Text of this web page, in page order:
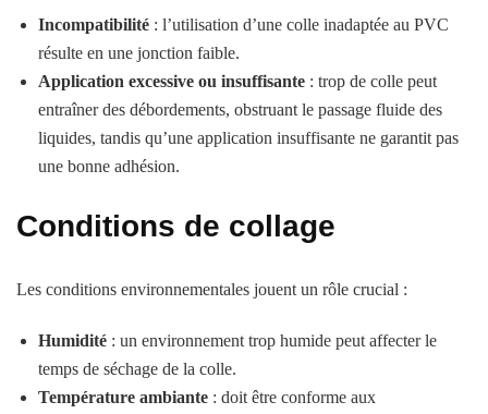
Incompatibilité : l’utilisation d’une colle inadaptée au PVC
résulte en une jonction faible.
Application excessive ou insuffisante : trop de colle peut
entraîner des débordements, obstruant le passage fluide des
liquides, tandis qu’une application insuffisante ne garantit pas
une bonne adhésion.
Conditions de collage
Les conditions environnementales jouent un rôle crucial :
Humidité : un environnement trop humide peut affecter le
temps de séchage de la colle.
Température ambiante : doit être conforme aux